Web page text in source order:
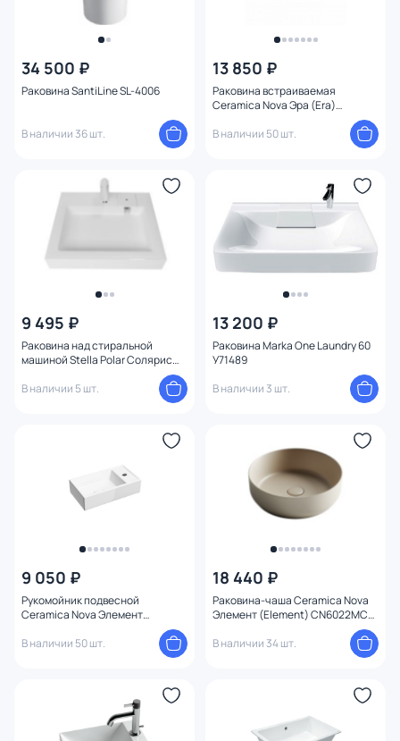
34 500 ₽
Раковина SantiLine SL-4006
В наличии 36 шт.
13 850 ₽
Раковина встраиваемая
Ceramica Nova Эра (Era)
В наличии 50 шт.
9 495 ₽
Раковина над стиральной
машиной Stella Polar Солярис
кронштейнами
В наличии 5 шт.
13 200 ₽
Раковина Marka One Laundry 60
У71489
В наличии 3 шт.
9 050 ₽
Рукомойник подвесной
Ceramica Nova Элемент
В наличии 50 шт.
18 440 ₽
Раковина-чаша Ceramica Nova
Элемент (Element) CN6022MC
В наличии 34 шт.